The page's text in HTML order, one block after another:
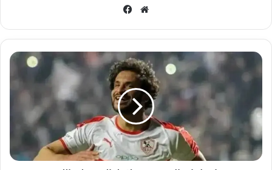
موقع
تفاصيل
محمود
لـ
الليبي